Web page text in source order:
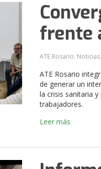
frente
ATE Rosario.
ATE Rosario
de generar un
la crisis sanitaria
trabajadores.
Leer más